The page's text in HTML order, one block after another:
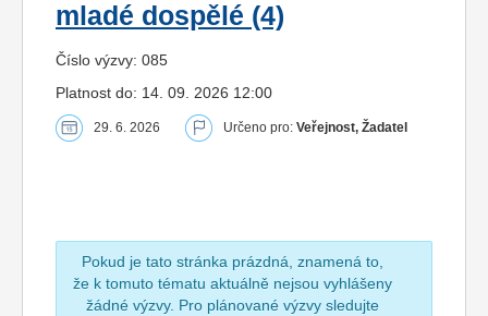
mladé dospělé (4)
Číslo výzvy: 085
Platnost do: 14. 09. 2026 12:00
29. 6. 2026 Určeno pro: Veřejnost, Žadatel
Pokud je tato stránka prázdná, znamená to,
že k tomuto tématu aktuálně nejsou vyhlášeny
žádné výzvy. Pro plánované výzvy sledujte